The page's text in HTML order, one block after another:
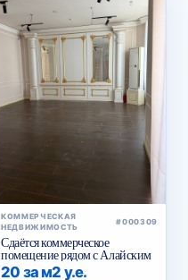
КОММЕРЧЕСКАЯ
НЕДВИЖИМОСТЬ
#000309
Сдаётся коммерческое
помещение рядом с Алайским
20 за м2 у.е.